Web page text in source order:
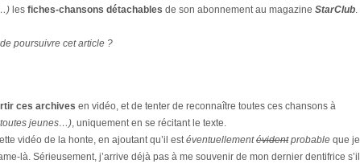
les fiches-chansons détachables de son abonnement au magazine StarClub.
poursuivre cet article ?
ces archives en vidéo, et de tenter de reconnaître toutes ces chansons à
toutes jeunes…), uniquement en se récitant le texte.
vidéo de la honte, en ajoutant qu’il estéventuellementévidentprobable que je
là. Sérieusement, j’arrive déjà pas à me souvenir de mon dernier dentifrice s’il